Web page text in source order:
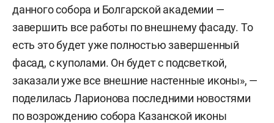
данного собора и Болгарской академии —
завершить все работы по внешнему фасаду. То
есть это будет уже полностью завершенный
фасад, с куполами. Он будет с подсветкой,
заказали уже все внешние настенные иконы», —
поделилась Ларионова последними новостями
по возрождению собора Казанской иконы